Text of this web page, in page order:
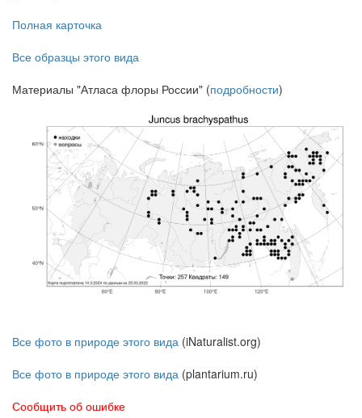
Полная карточка
Все образцы этого вида
Материалы "Атласа флоры России" (подробности)
Все фото в природе этого вида (iNaturalist.org)
Все фото в природе этого вида (plantarium.ru)
Сообщить об ошибке